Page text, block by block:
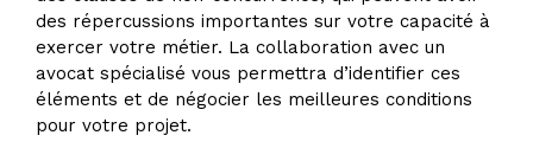
des répercussions importantes sur votre capacité à
exercer votre métier. La collaboration avec un
avocat spécialisé vous permettra d’identifier ces
éléments et de négocier les meilleures conditions
pour votre projet.